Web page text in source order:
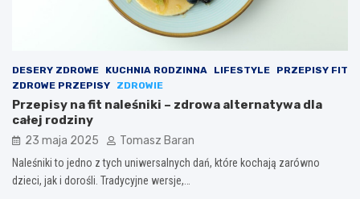
DESERY ZDROWE KUCHNIA RODZINNA LIFESTYLE
PRZEPISY FIT
ZDROWE PRZEPISY
ZDROWIE
Przepisy na fit naleśniki – zdrowa alternatywa dla
całej rodziny
23 maja 2025 Tomasz Baran
Naleśniki to jedno z tych uniwersalnych dań, które kochają zarówno
dzieci, jak i dorośli. Tradycyjne wersje,…